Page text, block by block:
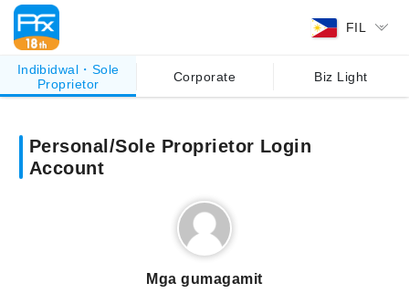
FIL
Indibidwal・Sole
Proprietor
Corporate Biz Light
Personal/Sole Proprietor Login
Account
Mga gumagamit